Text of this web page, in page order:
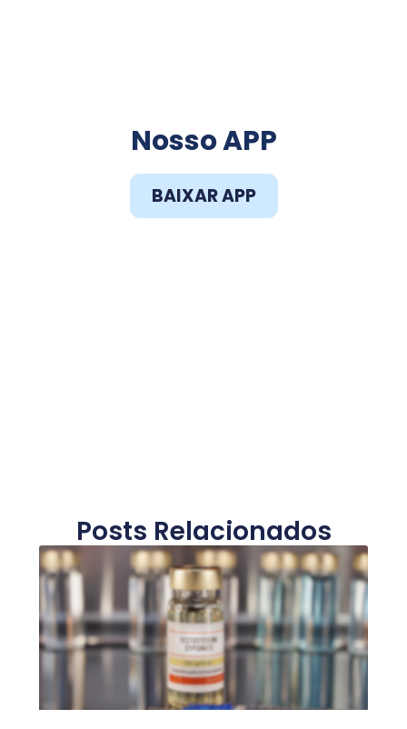
Nosso APP
BAIXAR APP
Posts Relacionados